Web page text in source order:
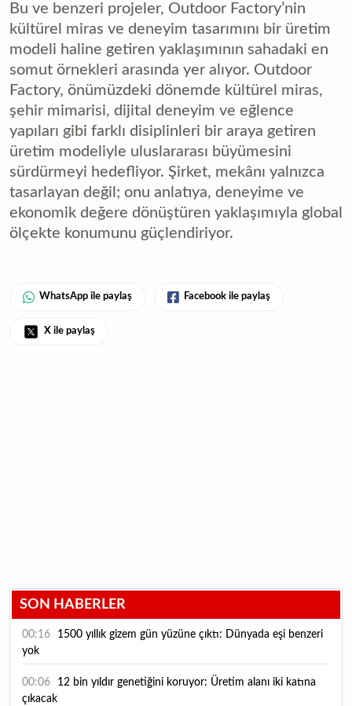
Bu ve benzeri projeler, Outdoor Factory’nin
kültürel miras ve deneyim tasarımını bir üretim
modeli haline getiren yaklaşımının sahadaki en
somut örnekleri arasında yer alıyor. Outdoor
Factory, önümüzdeki dönemde kültürel miras,
şehir mimarisi, dijital deneyim ve eğlence
yapıları gibi farklı disiplinleri bir araya getiren
üretim modeliyle uluslararası büyümesini
sürdürmeyi hedefliyor. Şirket, mekânı yalnızca
tasarlayan değil; onu anlatıya, deneyime ve
ekonomik değere dönüştüren yaklaşımıyla global
ölçekte konumunu güçlendiriyor.
WhatsApp ile paylaş Facebook ile paylaş
X ile paylaş
SON HABERLER
00:16
yok
00:06
çıkacak